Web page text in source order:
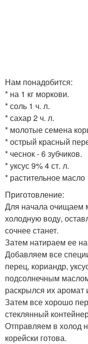
Нам понадобится:
* на 1 кг моркови.
* соль 1 ч. л.
* сахар 2 ч. л.
* молотые семена
* острый красный
* чеснок - 6 зубчиков.
* уксус 9% 4 ст. л.
* растительное
Приготовление:
Для начала очищаем
холодную воду,
сочнее станет.
Затем натираем ее
Добавляем все
перец, кориандр,
подсолнечным
раскрылся их аромат
Затем все хорошо
стеклянный
Отправляем в холод
корейски готова.